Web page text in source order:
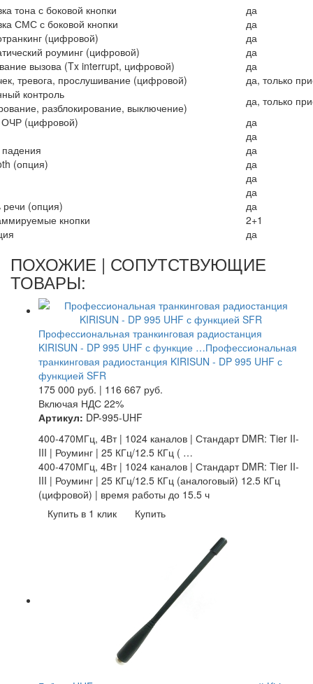
тона с боковой кнопки
да
СМС с боковой кнопки
да
(цифровой)
да
роуминг (цифровой)
да
вызова (Tx interrupt, цифровой)
да
тревога, прослушивание (цифровой)
да, только
контроль
разблокирование, выключение)
да, только
(цифровой)
да
да
падения
да
(опция)
да
да
да
речи (опция)
да
кнопки
2+1
да
ПОХОЖИЕ | СОПУТСТВУЮЩИЕ
ТОВАРЫ:
Профессиональная транкинговая радиостанция
KIRISUN - DP 995 UHF с функцие …Профессиональная
транкинговая радиостанция KIRISUN - DP 995 UHF с
функцией SFR
175 000 руб. | 116 667 руб.
Включая НДС 22%
Артикул: DP-995-UHF
400-470МГц, 4Вт | 1024 каналов | Стандарт DMR: Tier II-
III | Роуминг | 25 КГц/12.5 КГц ( …
400-470МГц, 4Вт | 1024 каналов | Стандарт DMR: Tier II-
III | Роуминг | 25 КГц/12.5 КГц (аналоговый) 12.5 КГц
(цифровой) | время работы до 15.5 ч
Купить в 1 клик
Купить